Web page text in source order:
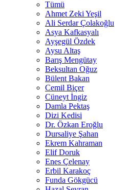
Tümü
Ahmet Zeki Yeşil
Ali Serdar Çolakoğlu
Asya Kafkasyalı
Ayşegül Özdek
Aysu Altaş
Barış Mengütay
Beksultan Oğuz
Bülent Bakan
Cemil Biçer
Cüneyt İngiz
Damla Pektaş
Dizi Kedisi
Dr. Özkan Eroğlu
Dursaliye Şahan
Ekrem Kahraman
Elif Doruk
Enes Çelenay
Erbil Karakoç
Funda Gökgücü